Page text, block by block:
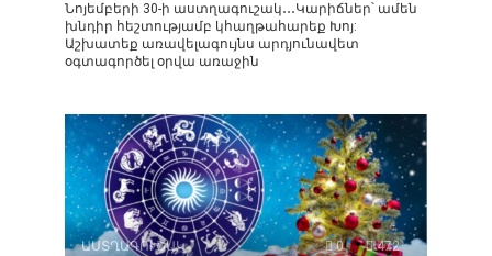
Նոյեմբերի 30-ի աստղագուշակ․․․Կարիճներ՝ ամեն
խնդիր հեշտությամբ կհաղթահարեք Խոյ:
Աշխատեք առավելագույնս արդյունավետ
օգտագործել օրվա առաջին
ԱՍՏՂԱԳՈՒՇԱԿ 0 472